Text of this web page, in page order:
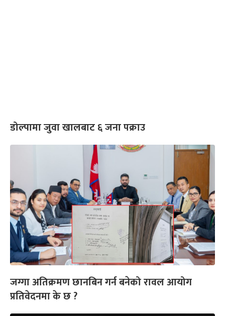
डोल्पामा जुवा खालबाट ६ जना पक्राउ
जग्गा अतिक्रमण छानबिन गर्न बनेको रावल आयोग
प्रतिवेदनमा के छ ?